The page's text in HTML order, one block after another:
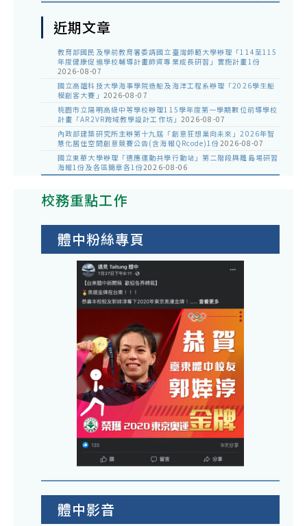
近期文章
教育部國民及學前教育署委請國立臺灣師範大學辦理「114至115
年度健康促進學校輔導計畫師資專業成長研習」實施計畫1份
2026-08-07
國立高雄科技大學海事學院造船及海洋工程系辦理「2026學生船
模創客大賽」 2026-08-07
桃園市立陽明高級中等學校辦理115學年度第一學期數位前導學校
計畫「AR2VR跨域教學設計工作坊」 2026-08-07
內政部建築研究所主辦第十九屆「創意狂想巢向未來」2026年智
慧化居住空間創意競賽公告(含海報QRcode)1份2026-08-07
國立東華大學辦理「適應運動共學行動站」第二階段與離島場研習
海報1份及各區簡章各1份2026-08-06
校務重點工作
體中粉絲專頁
體中影音